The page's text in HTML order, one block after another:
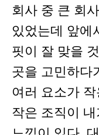
회사 중 큰 회
있었는데 앞에
핏이 잘 맞을
곳을 고민하다
여러 요소가
작은 조직이